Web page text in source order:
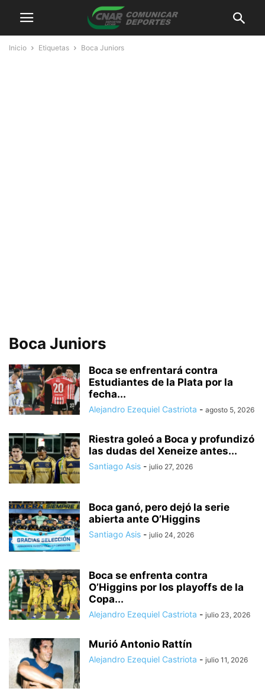
Inicio Etiquetas Boca Juniors
Boca Juniors
Boca se enfrentará contra
Estudiantes de la Plata por la
fecha...
Alejandro Ezequiel Castriota - agosto 5, 2026
Riestra goleó a Boca y profundizó
las dudas del Xeneize antes...
Santiago Asis - julio 27, 2026
Boca ganó, pero dejó la serie
abierta ante O’Higgins
Santiago Asis - julio 24, 2026
Boca se enfrenta contra
O’Higgins por los playoffs de la
Copa...
Alejandro Ezequiel Castriota - julio 23, 2026
Murió Antonio Rattín
Alejandro Ezequiel Castriota - julio 11, 2026